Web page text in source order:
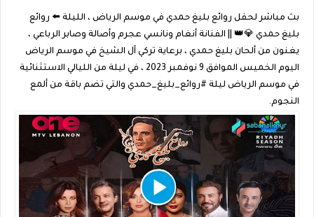
بث مباشر لحفل روائع بليغ حمدي في موسم الرياض ، الليلة ⬅️ روائع
بليغ حمدي 💎👑 || الفنانة أنغام ونانسي عجرم وأصالة وصابر الرباعي ،
يغنون من ألحان بليغ حمدي ، برعاية تركي آل الشيخ في موسم الرياض
اليوم الخميس الموافق 9 نوفمبر 2023 ، في ليلة من الليالي الاستثنائية
في موسم الرياض ليلة #روائع_بليغ_حمدي والتي تضم باقة من ألمع
النجوم.